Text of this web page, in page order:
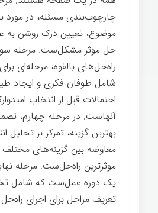
چارچوب‌بندی مسئله، در مورد
موضوع، تعیین درک روشن به
حل موثر مشکل‌ست. مرحله
راه‌حل‌های بالقوه، مرحله‌ای
شامل طوفان فکری و ایجاد
احتمالات قبل از انتخاب
آنهاست. در مرحله چهارم،
بهترین گزینه، تمرکز بر تحلیل
معاوضه بین گزینه‌های مختلف
موثرترین راه‌حل‌ست. مرحله
یک دوره عمل‌ست که شامل
تعریف مراحل برای اجرای